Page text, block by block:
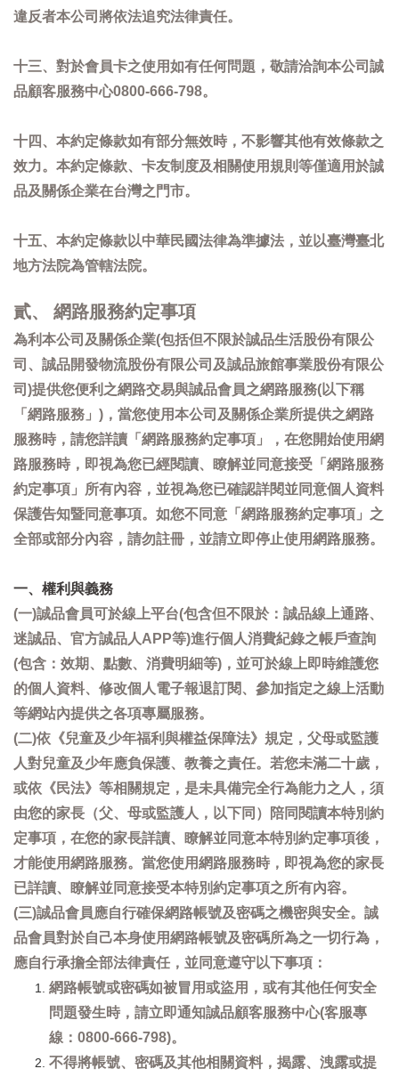
違反者本公司將依法追究法律責任。
十三、對於會員卡之使用如有任何問題，敬請洽詢本公司誠
品顧客服務中心0800-666-798。
十四、本約定條款如有部分無效時，不影響其他有效條款之
效力。本約定條款、卡友制度及相關使用規則等僅適用於誠
品及關係企業在台灣之門市。
十五、本約定條款以中華民國法律為準據法，並以臺灣臺北
地方法院為管轄法院。
貳、 網路服務約定事項
為利本公司及關係企業(包括但不限於誠品生活股份有限公
司、誠品開發物流股份有限公司及誠品旅館事業股份有限公
司)提供您便利之網路交易與誠品會員之網路服務(以下稱
「網路服務」)，當您使用本公司及關係企業所提供之網路
服務時，請您詳讀「網路服務約定事項」，在您開始使用網
路服務時，即視為您已經閱讀、瞭解並同意接受「網路服務
約定事項」所有內容，並視為您已確認詳閱並同意個人資料
保護告知暨同意事項。如您不同意「網路服務約定事項」之
全部或部分內容，請勿註冊，並請立即停止使用網路服務。
一、權利與義務
(一)誠品會員可於線上平台(包含但不限於：誠品線上通路、
迷誠品、官方誠品人APP等)進行個人消費紀錄之帳戶查詢
(包含：效期、點數、消費明細等)，並可於線上即時維護您
的個人資料、修改個人電子報退訂閱、參加指定之線上活動
等網站內提供之各項專屬服務。
(二)依《兒童及少年福利與權益保障法》規定，父母或監護
人對兒童及少年應負保護、教養之責任。若您未滿二十歲，
或依《民法》等相關規定，是未具備完全行為能力之人，須
由您的家長（父、母或監護人，以下同）陪同閱讀本特別約
定事項，在您的家長詳讀、瞭解並同意本特別約定事項後，
才能使用網路服務。當您使用網路服務時，即視為您的家長
已詳讀、瞭解並同意接受本特別約定事項之所有內容。
(三)誠品會員應自行確保網路帳號及密碼之機密與安全。誠
品會員對於自己本身使用網路帳號及密碼所為之一切行為，
應自行承擔全部法律責任，並同意遵守以下事項：
網路帳號或密碼如被冒用或盜用，或有其他任何安全
問題發生時，請立即通知誠品顧客服務中心(客服專
線：0800-666-798)。
不得將帳號、密碼及其他相關資料，揭露、洩露或提